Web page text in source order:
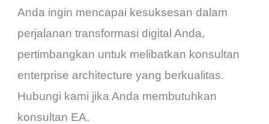
Anda ingin mencapai kesuksesan dalam
perjalanan transformasi digital Anda,
pertimbangkan untuk melibatkan konsultan
enterprise architecture yang berkualitas.
Hubungi kami jika Anda membutuhkan
konsultan EA.